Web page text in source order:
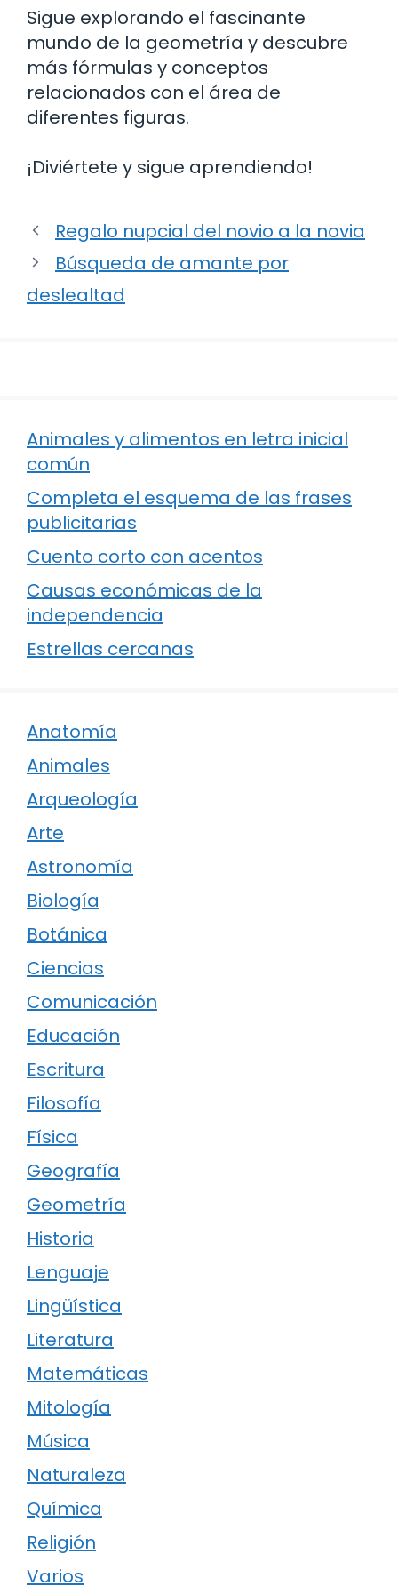
Sigue explorando el fascinante
mundo de la geometría y descubre
más fórmulas y conceptos
relacionados con el área de
diferentes figuras.
¡Diviértete y sigue aprendiendo!
Regalo nupcial del novio a la novia
Búsqueda de amante por
deslealtad
Animales y alimentos en letra inicial
común
Completa el esquema de las frases
publicitarias
Cuento corto con acentos
Causas económicas de la
independencia
Estrellas cercanas
Anatomía
Animales
Arqueología
Arte
Astronomía
Biología
Botánica
Ciencias
Comunicación
Educación
Escritura
Filosofía
Física
Geografía
Geometría
Historia
Lenguaje
Lingüística
Literatura
Matemáticas
Mitología
Música
Naturaleza
Química
Religión
Varios